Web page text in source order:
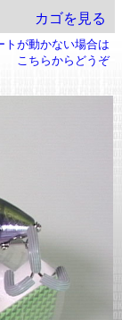
カゴを見る
トが動かない場合は
こちらからどうぞ